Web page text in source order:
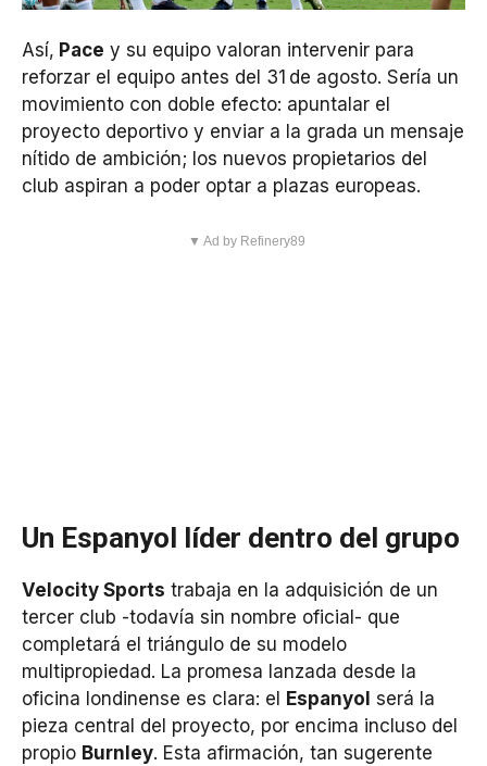
Así, Pace y su equipo valoran intervenir para
reforzar el equipo antes del 31 de agosto. Sería un
movimiento con doble efecto: apuntalar el
proyecto deportivo y enviar a la grada un mensaje
nítido de ambición; los nuevos propietarios del
club aspiran a poder optar a plazas europeas.
▼ Ad by Refinery89
Un Espanyol líder dentro del grupo
Velocity Sports trabaja en la adquisición de un
tercer club -todavía sin nombre oficial- que
completará el triángulo de su modelo
multipropiedad. La promesa lanzada desde la
oficina londinense es clara: el Espanyol será la
pieza central del proyecto, por encima incluso del
propio Burnley. Esta afirmación, tan sugerente